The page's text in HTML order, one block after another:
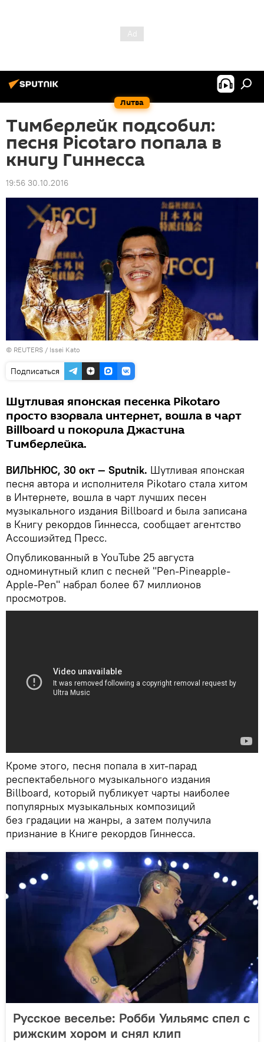
Литва
Тимберлейк подсобил:
песня Picotaro попала в
книгу Гиннесса
19:56 30.10.2016
© REUTERS / Issei Kato
Подписаться
Шутливая японская песенка Pikotaro
просто взорвала интернет, вошла в чарт
Billboard и покорила Джастина
Тимберлейка.
ВИЛЬНЮС, 30 окт — Sputnik. Шутливая японская
песня автора и исполнителя Pikotaro стала хитом
в Интернете, вошла в чарт лучших песен
музыкального издания Billboard и была записана
в Книгу рекордов Гиннесса, сообщает агентство
Ассошиэйтед Пресс.
Опубликованный в YouTube 25 августа
одноминутный клип с песней "Pen-Pineapple-
Apple-Pen" набрал более 67 миллионов
просмотров.
Кроме этого, песня попала в хит-парад
респектабельного музыкального издания
Billboard, который публикует чарты наиболее
популярных музыкальных композиций
без градации на жанры, а затем получила
признание в Книге рекордов Гиннесса.
Русское веселье: Робби Уильямс спел с
рижским хором и снял клип